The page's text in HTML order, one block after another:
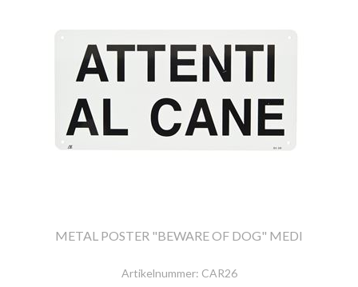
METAL POSTER "BEWARE OF DOG" MEDI
Artikelnummer: CAR26